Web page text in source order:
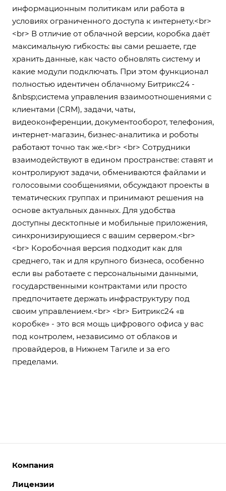
информационным политикам или работа в
условиях ограниченного доступа к интернету.<br>
<br> В отличие от облачной версии, коробка даёт
максимальную гибкость: вы сами решаете, где
хранить данные, как часто обновлять систему и
какие модули подключать. При этом функционал
полностью идентичен облачному Битрикс24 -
&nbsp;система управления взаимоотношениями с
клиентами (CRM), задачи, чаты,
видеоконференции, документооборот, телефония,
интернет-магазин, бизнес-аналитика и роботы
работают точно так же.<br> <br> Сотрудники
взаимодействуют в едином пространстве: ставят и
контролируют задачи, обмениваются файлами и
голосовыми сообщениями, обсуждают проекты в
тематических группах и принимают решения на
основе актуальных данных. Для удобства
доступны десктопные и мобильные приложения,
синхронизирующиеся с вашим сервером.<br>
<br> Коробочная версия подходит как для
среднего, так и для крупного бизнеса, особенно
если вы работаете с персональными данными,
государственными контрактами или просто
предпочитаете держать инфраструктуру под
своим управлением.<br> <br> Битрикс24 «в
коробке» - это вся мощь цифрового офиса у вас
под контролем, независимо от облаков и
провайдеров, в Нижнем Тагиле и за его
пределами.
Компания
О компании
Лицензии